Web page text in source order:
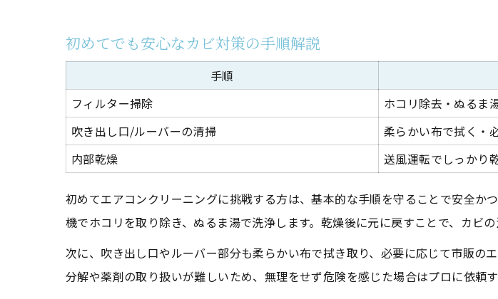
初めてでも安心なカビ対策の手順解説
手順
フィルター掃除
ホコリ除去・ぬるま
吹き出し口/ルーバーの清掃
柔らかい布で拭く・
内部乾燥
送風運転でしっかり
初めてエアコンクリーニングに挑戦する方は、基本的な手順を守ることで安全
機でホコリを取り除き、ぬるま湯で洗浄します。乾燥後に元に戻すことで、カビの
次に、吹き出し口やルーバー部分も柔らかい布で拭き取り、必要に応じて市販
分解や薬剤の取り扱いが難しいため、無理をせず危険を感じた場合はプロに依頼す